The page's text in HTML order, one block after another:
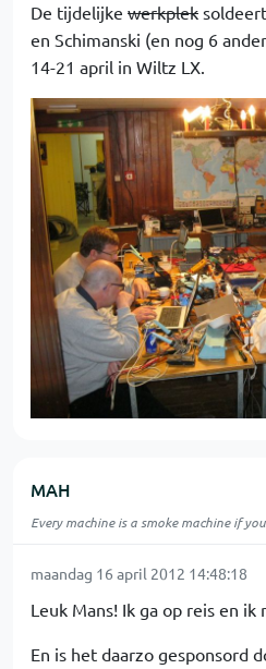
De tijdelijke werkplek
en Schimanski (en nog 6
14-21 april in Wiltz LX.
MAH
Every machine is a smoke machine if
maandag 16 april 2012 14:48:18
Leuk Mans! Ik ga op reis en ik
En is het daarzo gesponsord